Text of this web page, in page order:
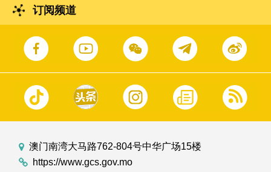
订阅频道
澳门南湾大马路762-804号中华广场15楼
https://www.gcs.gov.mo